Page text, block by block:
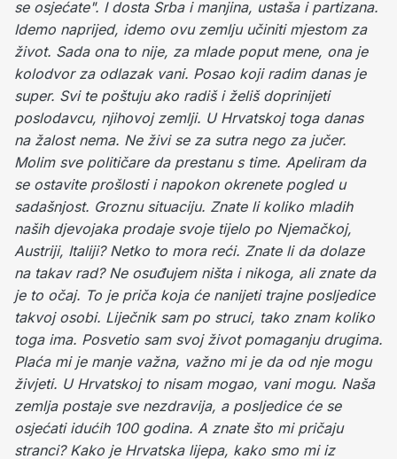
se osjećate". I dosta Srba i manjina, ustaša i partizana.
Idemo naprijed, idemo ovu zemlju učiniti mjestom za
život. Sada ona to nije, za mlade poput mene, ona je
kolodvor za odlazak vani. Posao koji radim danas je
super. Svi te poštuju ako radiš i želiš doprinijeti
poslodavcu, njihovoj zemlji. U Hrvatskoj toga danas
na žalost nema. Ne živi se za sutra nego za jučer.
Molim sve političare da prestanu s time. Apeliram da
se ostavite prošlosti i napokon okrenete pogled u
sadašnjost. Groznu situaciju. Znate li koliko mladih
naših djevojaka prodaje svoje tijelo po Njemačkoj,
Austriji, Italiji? Netko to mora reći. Znate li da dolaze
na takav rad? Ne osuđujem ništa i nikoga, ali znate da
je to očaj. To je priča koja će nanijeti trajne posljedice
takvoj osobi. Liječnik sam po struci, tako znam koliko
toga ima. Posvetio sam svoj život pomaganju drugima.
Plaća mi je manje važna, važno mi je da od nje mogu
živjeti. U Hrvatskoj to nisam mogao, vani mogu. Naša
zemlja postaje sve nezdravija, a posljedice će se
osjećati idućih 100 godina. A znate što mi pričaju
stranci? Kako je Hrvatska lijepa, kako smo mi iz